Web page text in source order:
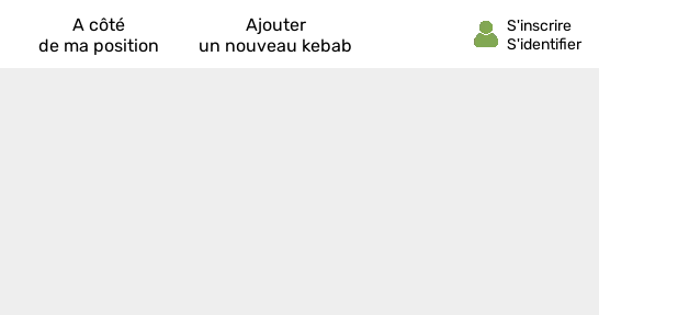
A côté
de ma position
Ajouter
un nouveau kebab